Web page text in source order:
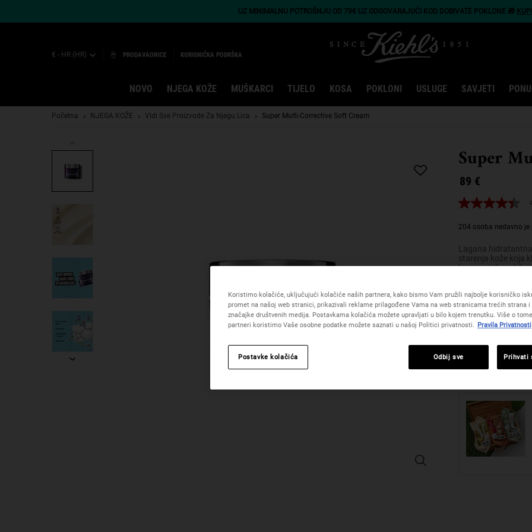
UZ MINIMALNU POTROŠNJU OD 79€ UZ ODGOVARAJUĆI KOD DOBIVATE POKLONE 🎁
€ - HR (HR) PRODAVAONICE KORISNIČKA PODRŠKA
NOVO NJEGA KOŽE MUŠKARCI TIJELO KOSA POKLONI USLUGE SAVJETI
Početna NJEGA KOŽE Vidi Sve Proizvode Za Njegu Lica Super Multi-Corrective Soft Cream
Super
89 €
4.4
5
prosječna
vrijednost
ocjene.
Reviews.
Poveznica
za
istu
stranicu.
204 osoba nedavno
Super Multi-Corrective Soft Cream
Lagana
starenja kože koja
bore, pojačava
i ton te doprinosi
Odaberite veličinu:
50
89
(178 €/
,
Koristimo kolačiće, uključujući kolačiće naših partnera, kako bismo Vam pružili najbolje korisničko
promet na našoj web stranici, prikazivali reklame prilagođene Vama na web stranicama trećih strana i
značajke društvenih medija. Postavkama kolačića možete upravljati u bilo kojem trenutku. Više o
partneri koristimo Vaše osobne podatke možete saznati u našoj Politici privatnosti. Pravila Privatnosti
Odbij sve Prihvati
Postavke kolačića